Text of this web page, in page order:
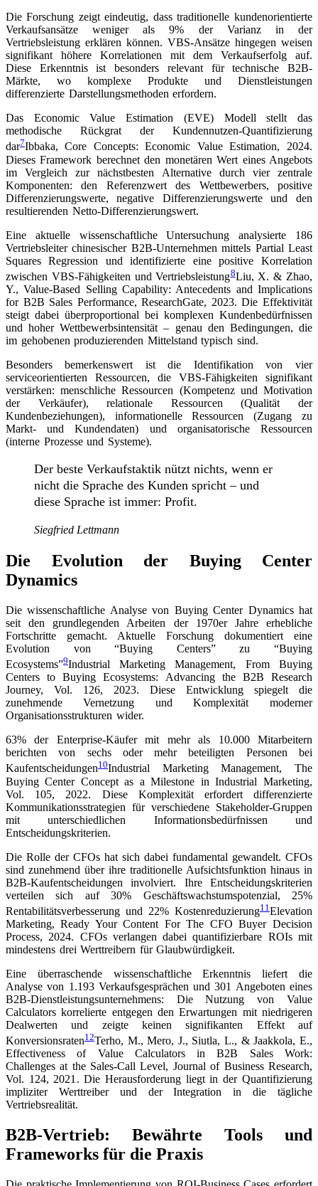
Die Forschung zeigt eindeutig, dass traditionelle kundenorientierte
Verkaufsansätze weniger als 9% der Varianz in der
Vertriebsleistung erklären können. VBS-Ansätze hingegen weisen
signifikant höhere Korrelationen mit dem Verkaufserfolg auf.
Diese Erkenntnis ist besonders relevant für technische B2B-
Märkte, wo komplexe Produkte und Dienstleistungen
differenzierte Darstellungsmethoden erfordern.
Das Economic Value Estimation (EVE) Modell stellt das
methodische Rückgrat der Kundennutzen-Quantifizierung
dar7Ibbaka, Core Concepts: Economic Value Estimation, 2024.
Dieses Framework berechnet den monetären Wert eines Angebots
im Vergleich zur nächstbesten Alternative durch vier zentrale
Komponenten: den Referenzwert des Wettbewerbers, positive
Differenzierungswerte, negative Differenzierungswerte und den
resultierenden Netto-Differenzierungswert.
Eine aktuelle wissenschaftliche Untersuchung analysierte 186
Vertriebsleiter chinesischer B2B-Unternehmen mittels Partial Least
Squares Regression und identifizierte eine positive Korrelation
zwischen VBS-Fähigkeiten und Vertriebsleistung8Liu, X. & Zhao,
Y., Value-Based Selling Capability: Antecedents and Implications
for B2B Sales Performance, ResearchGate, 2023. Die Effektivität
steigt dabei überproportional bei komplexen Kundenbedürfnissen
und hoher Wettbewerbsintensität – genau den Bedingungen, die
im gehobenen produzierenden Mittelstand typisch sind.
Besonders bemerkenswert ist die Identifikation von vier
serviceorientierten Ressourcen, die VBS-Fähigkeiten signifikant
verstärken: menschliche Ressourcen (Kompetenz und Motivation
der Verkäufer), relationale Ressourcen (Qualität der
Kundenbeziehungen), informationelle Ressourcen (Zugang zu
Markt- und Kundendaten) und organisatorische Ressourcen
(interne Prozesse und Systeme).
Der beste Verkaufstaktik nützt nichts, wenn er
nicht die Sprache des Kunden spricht – und
diese Sprache ist immer: Profit.
Siegfried Lettmann
Die Evolution der Buying Center
Dynamics
Die wissenschaftliche Analyse von Buying Center Dynamics hat
seit den grundlegenden Arbeiten der 1970er Jahre erhebliche
Fortschritte gemacht. Aktuelle Forschung dokumentiert eine
Evolution von “Buying Centers” zu “Buying
Ecosystems”9Industrial Marketing Management, From Buying
Centers to Buying Ecosystems: Advancing the B2B Research
Journey, Vol. 126, 2023. Diese Entwicklung spiegelt die
zunehmende Vernetzung und Komplexität moderner
Organisationsstrukturen wider.
63% der Enterprise-Käufer mit mehr als 10.000 Mitarbeitern
berichten von sechs oder mehr beteiligten Personen bei
Kaufentscheidungen10Industrial Marketing Management, The
Buying Center Concept as a Milestone in Industrial Marketing,
Vol. 105, 2022. Diese Komplexität erfordert differenzierte
Kommunikationsstrategien für verschiedene Stakeholder-Gruppen
mit unterschiedlichen Informationsbedürfnissen und
Entscheidungskriterien.
Die Rolle der CFOs hat sich dabei fundamental gewandelt. CFOs
sind zunehmend über ihre traditionelle Aufsichtsfunktion hinaus in
B2B-Kaufentscheidungen involviert. Ihre Entscheidungskriterien
verteilen sich auf 30% Geschäftswachstumspotenzial, 25%
Rentabilitätsverbesserung und 22% Kostenreduzierung11 Elevation
Marketing, Ready Your Content For The CFO Buyer Decision
Process, 2024. CFOs verlangen dabei quantifizierbare ROIs mit
mindestens drei Werttreibern für Glaubwürdigkeit.
Eine überraschende wissenschaftliche Erkenntnis liefert die
Analyse von 1.193 Verkaufsgesprächen und 301 Angeboten eines
B2B-Dienstleistungsunternehmens: Die Nutzung von Value
Calculators korrelierte entgegen den Erwartungen mit niedrigeren
Dealwerten und zeigte keinen signifikanten Effekt auf
Konversionsraten12Terho, M., Mero, J., Siutla, L., & Jaakkola, E.,
Effectiveness of Value Calculators in B2B Sales Work:
Challenges at the Sales-Call Level, Journal of Business Research,
Vol. 124, 2021 . Die Herausforderung liegt in der Quantifizierung
impliziter Werttreiber und der Integration in die tägliche
Vertriebsrealität.
B2B-Vertrieb: Bewährte Tools und
Frameworks für die Praxis